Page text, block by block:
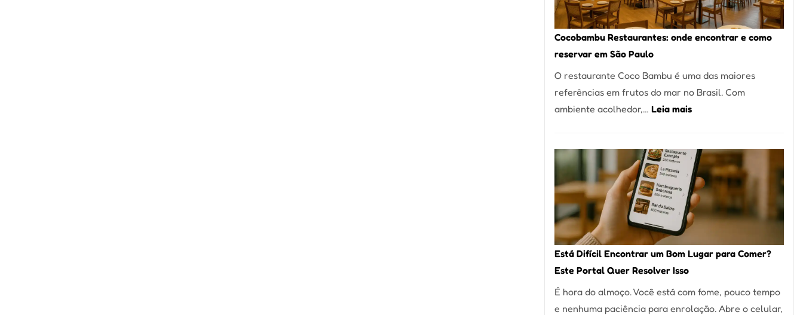
Paulo:
Um
Guia
para
a
Alta
Cocobambu Restaurantes: onde encontrar e como
reservar em São Paulo
O restaurante Coco Bambu é uma das maiores
referências em frutos do mar no Brasil. Com
ambiente acolhedor,… Leia mais:
onde
encontrar
e
como
reservar
em
São
Está Difícil Encontrar um Bom Lugar para Comer?
Este Portal Quer Resolver Isso
É hora do almoço. Você está com fome, pouco tempo
e nenhuma paciência para enrolação. Abre o celular,